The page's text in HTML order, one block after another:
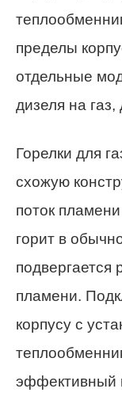
пределы
отдельные
дизеля на газ,
Горелки для
схожую
поток
горит в
пламени.
корпусу с
эффективный